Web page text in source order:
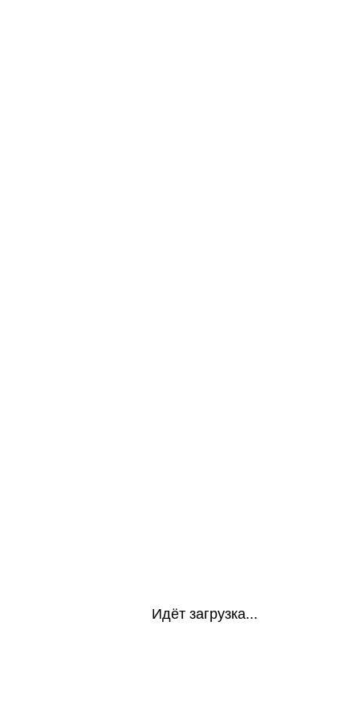
Идёт загрузка...